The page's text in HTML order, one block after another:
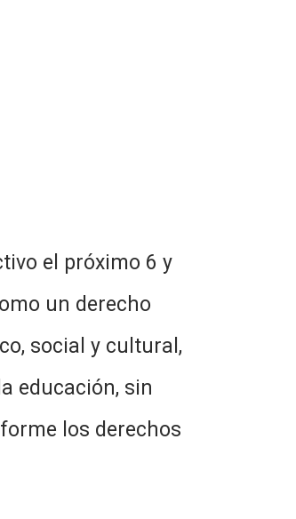
el próximo 6 y
un derecho
social y cultural,
educación, sin
los derechos